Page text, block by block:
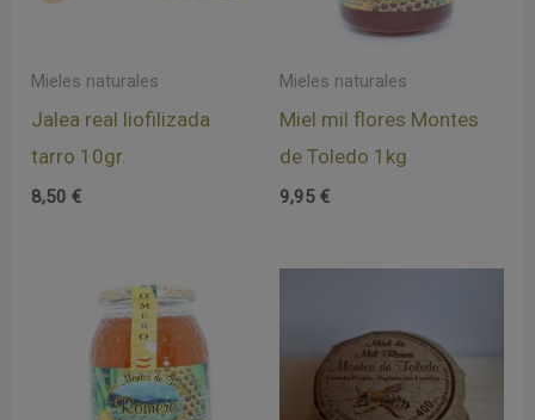
Mieles naturales
Jalea real liofilizada
tarro 10gr.
8,50€
Mieles naturales
Miel mil flores Montes
de Toledo 1kg
9,95 €